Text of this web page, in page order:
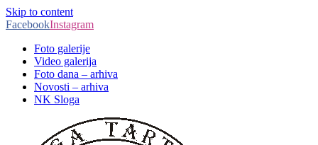
Skip to content
FacebookInstagram
Foto galerije
Video galerija
Foto dana – arhiva
Novosti – arhiva
NK Sloga